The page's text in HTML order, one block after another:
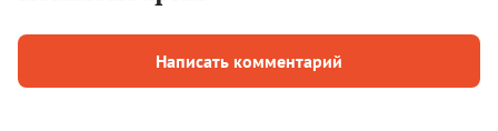
Написать комментарий